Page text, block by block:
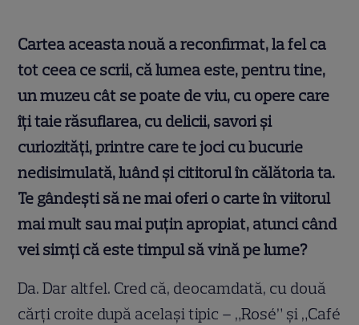
Cartea aceasta nouă a reconfirmat, la fel ca
tot ceea ce scrii, că lumea este, pentru tine,
un muzeu cât se poate de viu, cu opere care
îți taie răsuflarea, cu delicii, savori și
curiozități, printre care te joci cu bucurie
nedisimulată, luând și cititorul în călătoria ta.
Te gândești să ne mai oferi o carte în viitorul
mai mult sau mai puțin apropiat, atunci când
vei simți că este timpul să vină pe lume?
Da. Dar altfel. Cred că, deocamdată, cu două
cărţi croite după acelaşi tipic – „Rosé” şi „Café